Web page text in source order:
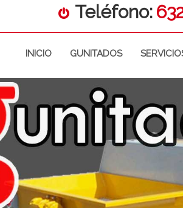
Teléfono:
INICIO GUNITADOS